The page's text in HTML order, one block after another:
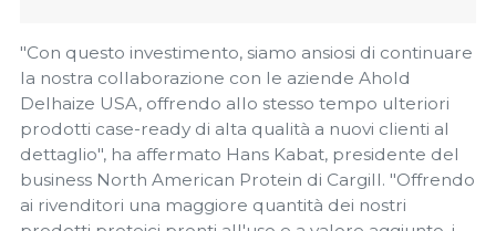
"Con questo investimento, siamo ansiosi di continuare
la nostra collaborazione con le aziende Ahold
Delhaize USA, offrendo allo stesso tempo ulteriori
prodotti case-ready di alta qualità a nuovi clienti al
dettaglio", ha affermato Hans Kabat, presidente del
business North American Protein di Cargill. "Offrendo
ai rivenditori una maggiore quantità dei nostri